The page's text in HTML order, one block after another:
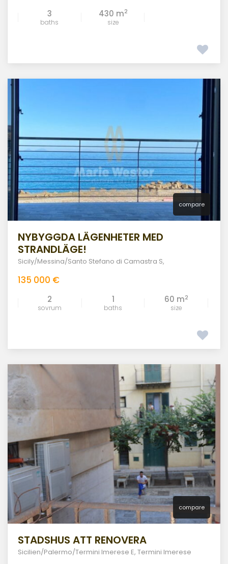
3
baths
430 m2
size
compare
NYBYGGDA LÄGENHETER MED
STRANDLÄGE!
Sicily/Messina/Santo Stefano di Camastra S,
135 000 €
2
sovrum
1
baths
60 m2
size
compare
STADSHUS ATT RENOVERA
Sicilien/Palermo/Termini Imerese E, Termini Imerese